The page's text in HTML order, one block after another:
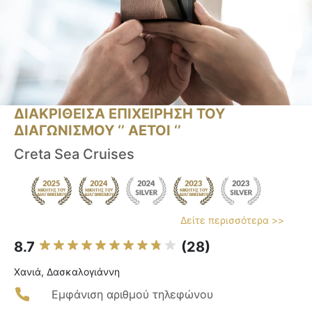
ΔΙΑΚΡΙΘΕΙΣΑ ΕΠΙΧΕΙΡΗΣΗ ΤΟΥ
ΔΙΑΓΩΝΙΣΜΟΥ ‘’ ΑΕΤΟΙ ‘’
Creta Sea Cruises
Δείτε περισσότερα >>
8.7 (28)
Χανιά, Δασκαλογιάννη
Εμφάνιση αριθμού τηλεφώνου